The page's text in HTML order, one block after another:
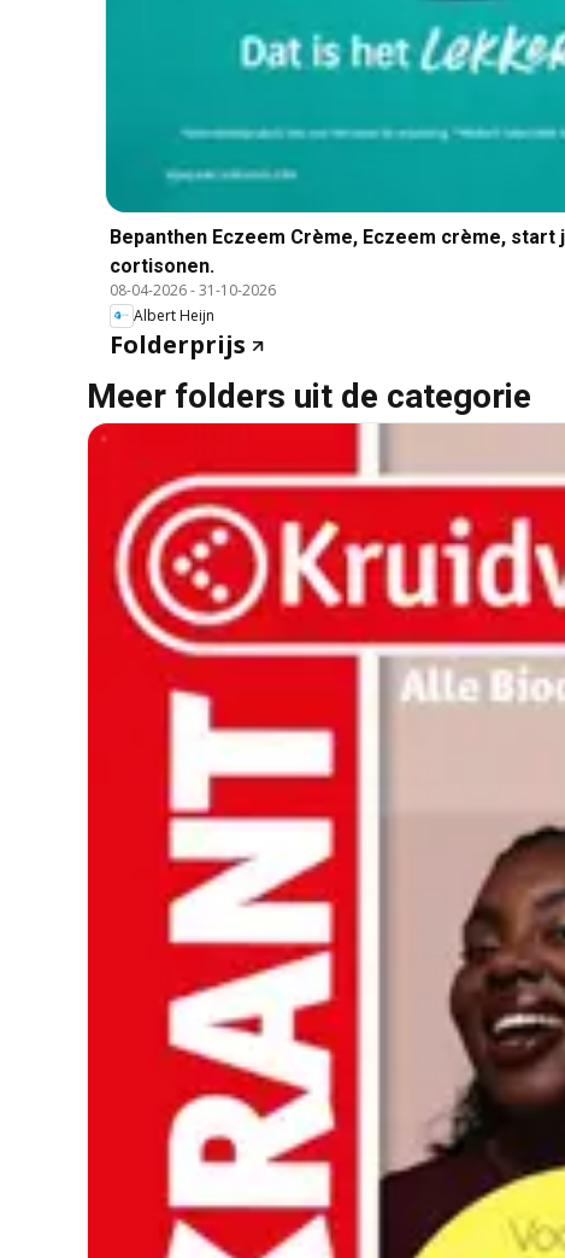
Bepanthen Eczeem Crème, Eczeem crème,
cortisonen.
08-04-2026-31-10-2026
Albert Heijn
Folderprijs
Meer folders uit de categorie